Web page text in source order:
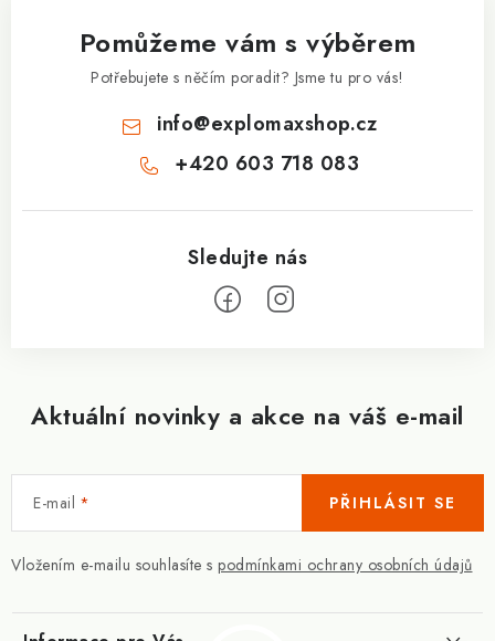
Aktuální novinky a akce na váš e-mail
E-mail
Vložením e-mailu souhlasíte s podmínkami ochrany osobních údajů
PŘIHLÁSIT SE
Pomůžeme vám s výběrem
Potřebujete s něčím poradit? Jsme tu pro vás!
info@explomaxshop.cz
+420 603 718 083